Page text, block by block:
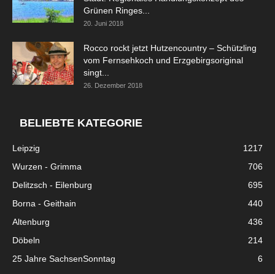
Grünen Ringes...
20. Juni 2018
Rocco rockt jetzt Hutzencountry – Schützling
vom Fernsehkoch und Erzgebirgsoriginal
singt...
26. Dezember 2018
BELIEBTE KATEGORIE
Leipzig
1217
Wurzen - Grimma
706
Delitzsch - Eilenburg
695
Borna - Geithain
440
Altenburg
436
Döbeln
214
25 Jahre SachsenSonntag
6